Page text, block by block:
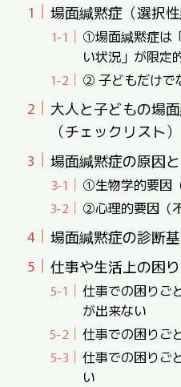
場面緘黙症（選択
①場面緘黙症は
い状況」が限定
② 子どもだけで
大人と子どもの場
（チェックリスト）
場面緘黙症の原因と
①生物学的要因
②心理的要因（
場面緘黙症の診断
仕事や生活上の困
仕事での困りご
が出来ない
仕事での困りご
仕事での困りご
い